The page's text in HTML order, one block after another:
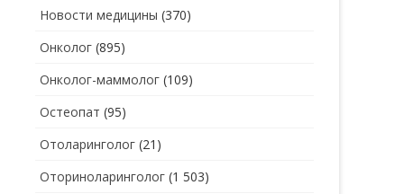
Новости медицины (370)
Онколог (895)
Онколог-маммолог (109)
Остеопат (95)
Отоларинголог (21)
Оториноларинголог (1 503)